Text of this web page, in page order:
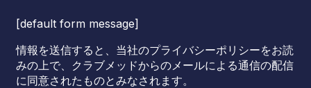
[default form message]
情報を送信すると、当社のプライバシーポリシーをお読
みの上で、クラブメッドからのメールによる通信の配信
に同意されたものとみなされます。